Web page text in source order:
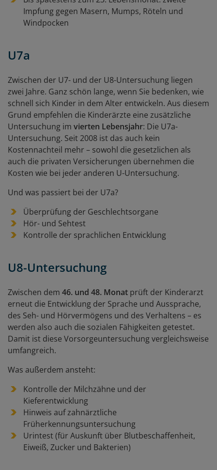
Impfung gegen Masern, Mumps, Röteln und
Windpocken
U7a
Zwischen der U7- und der U8-Untersuchung liegen
zwei Jahre. Ganz schön lange, wenn Sie bedenken, wie
schnell sich Kinder in dem Alter entwickeln. Aus diesem
Grund empfehlen die Kinderärzte eine zusätzliche
Untersuchung im vierten Lebensjahr: Die U7a-
Untersuchung. Seit 2008 ist das auch kein
Kostennachteil mehr – sowohl die gesetzlichen als
auch die privaten Versicherungen übernehmen die
Kosten wie bei jeder anderen U-Untersuchung.
Und was passiert bei der U7a?
Überprüfung der Geschlechtsorgane
Hör- und Sehtest
Kontrolle der sprachlichen Entwicklung
U8-Untersuchung
Zwischen dem 46. und 48. Monat prüft der Kinderarzt
erneut die Entwicklung der Sprache und Aussprache,
des Seh- und Hörvermögens und des Verhaltens – es
werden also auch die sozialen Fähigkeiten getestet.
Damit ist diese Vorsorgeuntersuchung vergleichsweise
umfangreich.
Was außerdem ansteht:
Kontrolle der Milchzähne und der
Kieferentwicklung
Hinweis auf zahnärztliche
Früherkennungsuntersuchung
Urintest (für Auskunft über Blutbeschaffenheit,
Eiweiß, Zucker und Bakterien)